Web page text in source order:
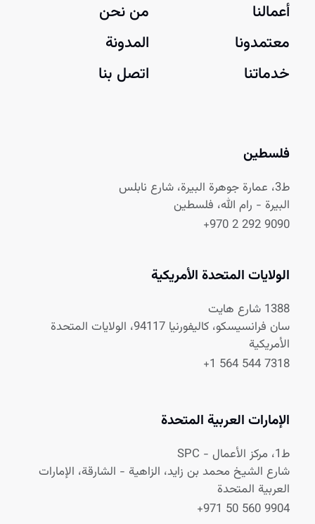
أعمالنا
معتمدونا
خدماتنا
من نحن
المدونة
اتصل بنا
فلسطين
ط3، عمارة جوهرة البيرة، شارع نابلس
البيرة - رام الله، فلسطين
+970 2 292 9090
الولايات المتحدة الأمريكية
1388 شارع هايت
سان فرانسيسكو، كاليفورنيا 94117، الولايات المتحدة
الأمريكية
+1 564 544 7318
الإمارات العربية المتحدة
ط1، مركز الأعمال - SPC
شارع الشيخ محمد بن زايد، الزاهية - الشارقة، الإمارات
العربية المتحدة
+971 50 560 9904